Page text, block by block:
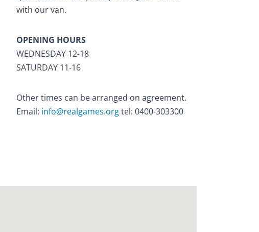
with our van.
OPENING HOURS
WEDNESDAY 12-18
SATURDAY 11-16
Other times can be arranged on agreement.
Email: info@realgames.orgtel: 0400-303300